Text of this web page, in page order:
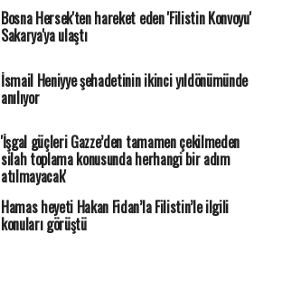
Bosna Hersek'ten hareket eden 'Filistin Konvoyu'
Sakarya'ya ulaştı
İsmail Heniyye şehadetinin ikinci yıldönümünde
anılıyor
'İşgal güçleri Gazze’den tamamen çekilmeden
silah toplama konusunda herhangi bir adım
atılmayacak'
Hamas heyeti Hakan Fidan’la Filistin’le ilgili
konuları görüştü